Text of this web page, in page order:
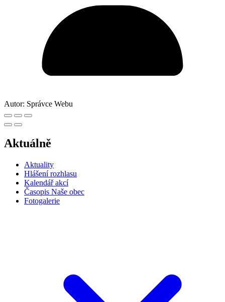
Autor: Správce Webu
Aktuálně
Aktuality
Hlášení rozhlasu
Kalendář akcí
Časopis Naše obec
Fotogalerie